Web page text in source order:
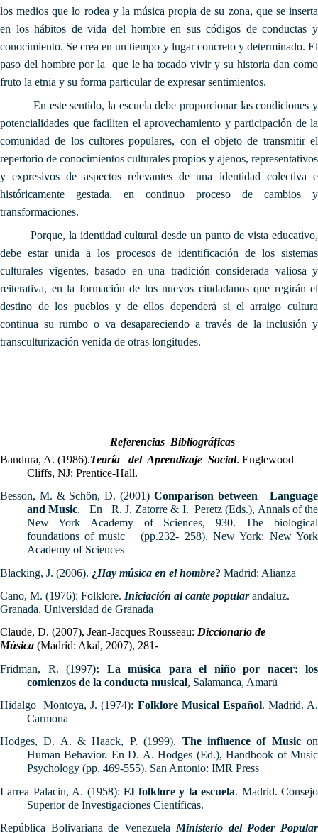
los medios que lo rodea y la música propia de su zona, que se inserta
en los hábitos de vida del hombre en sus códigos de conductas y
conocimiento. Se crea en un tiempo y lugar concreto y determinado. El
paso del hombre por la que le ha tocado vivir y su historia dan como
fruto la etnia y su forma particular de expresar sentimientos.
En este sentido, la escuela debe proporcionar las condiciones y
potencialidades que faciliten el aprovechamiento y participación de la
comunidad de los cultores populares, con el objeto de transmitir el
repertorio de conocimientos culturales propios y ajenos, representativos
y expresivos de aspectos relevantes de una identidad colectiva e
históricamente gestada, en continuo proceso de cambios y
transformaciones.
Porque, la identidad cultural desde un punto de vista educativo,
debe estar unida a los procesos de identificación de los sistemas
culturales vigentes, basado en una tradición considerada valiosa y
reiterativa, en la formación de los nuevos ciudadanos que regirán el
destino de los pueblos y de ellos dependerá si el arraigo cultura
continua su rumbo o va desapareciendo a través de la inclusión y
transculturización venida de otras longitudes.
Referencias Bibliográficas
Bandura, A. (1986).Teoría del Aprendizaje Social. Englewood
Cliffs, NJ: Prentice-Hall.
Besson, M. & Schön, D. (2001) Comparison between Language
and Music. En R. J. Zatorre & I. Peretz (Eds.), Annals of the
New York Academy of Sciences, 930. The biological
foundations of music (pp.232- 258). New York: New York
Academy of Sciences
Blacking, J. (2006). ¿Hay música en el hombre? Madrid: Alianza
Cano, M. (1976): Folklore. Iniciación al cante popularandaluz.
Granada. Universidad de Granada
Claude, D. (2007), Jean-Jacques Rousseau: Diccionario de
Música (Madrid: Akal, 2007), 281-
Fridman, R. (1997): La música para el niño por nacer: los
comienzos de la conducta musical, Salamanca, Amarú
Hidalgo Montoya, J. (1974): Folklore Musical Español. Madrid. A.
Carmona
Hodges, D. A. & Haack, P. (1999). The influence of Musicon
Human Behavior. En D. A. Hodges (Ed.), Handbook of Music
Psychology (pp. 469-555). San Antonio: IMR Press
Larrea Palacin, A. (1958): El folklore y la escuela. Madrid. Consejo
Superior de Investigaciones Científicas.
República Bolivariana de Venezuela Ministerio del Poder Popular